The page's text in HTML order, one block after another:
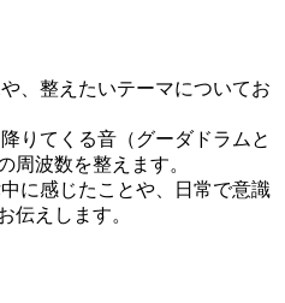
、整えたいテーマについてお
りてくる音（グーダドラムと
周波数を整えます。
に感じたことや、日常で意識
伝えします。